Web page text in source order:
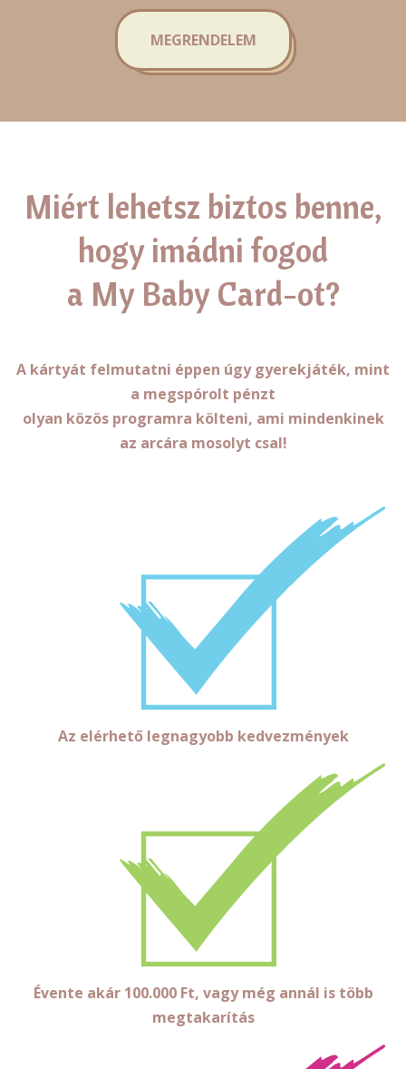
MEGRENDELEM
Miért lehetsz biztos benne,
hogy imádni fogod
a My Baby Card-ot?
A kártyát felmutatni éppen úgy gyerekjáték, mint
a megspórolt pénzt
olyan közös programra költeni, ami mindenkinek
az arcára mosolyt csal!
Az elérhető legnagyobb kedvezmények
Évente akár 100.000 Ft, vagy még annál is több
megtakarítás